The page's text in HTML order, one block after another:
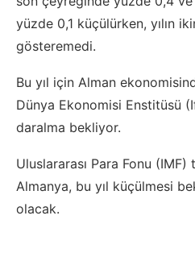
yüzde 0,1 küçülürken, yılın
gösteremedi.
Bu yıl için Alman
Dünya Ekonomisi Enstitüsü
daralma bekliyor.
Uluslararası Para Fonu
Almanya, bu yıl küçülmesi
olacak.